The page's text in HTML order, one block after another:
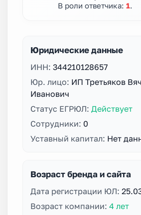
В роли ответчика: 1
Юридические данные
ИНН: 344210128657
Юр. лицо: ИП Третьяков
Иванович
Статус ЕГРЮЛ: Действует
Сотрудники: 0
Уставный капитал: Нет
Возраст бренда и сайта
Дата регистрации ЮЛ:
Возраст компании: 4 лет